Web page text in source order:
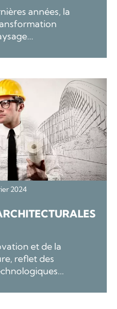
années, la
2024
et de la
reflet des